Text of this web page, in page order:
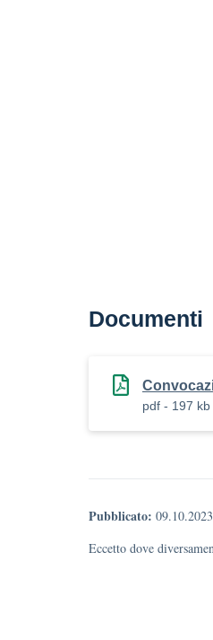
Documenti
pdf - 197 kb
Pubblicato: 09.10.2023
Eccetto dove